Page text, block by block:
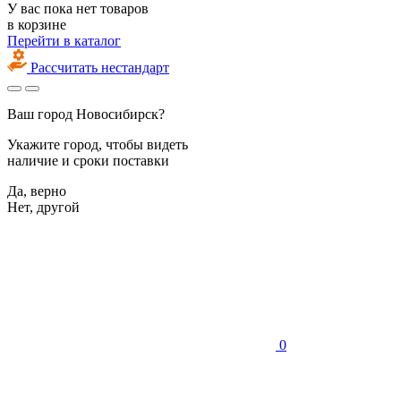
У вас пока нет товаров
в корзине
Перейти в каталог
Рассчитать нестандарт
Ваш город Новосибирск?
Укажите город, чтобы видеть
наличие и сроки поставки
Да, верно
Нет, другой
0